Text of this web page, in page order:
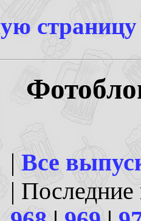
|Все
|